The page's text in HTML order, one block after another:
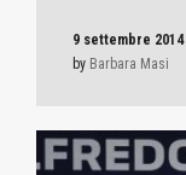
9 settembre 2014
by Barbara Masi